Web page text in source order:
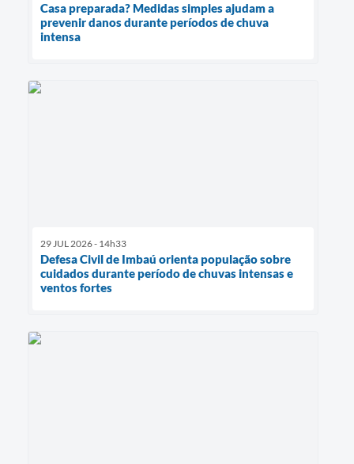
Casa preparada? Medidas simples ajudam a
prevenir danos durante períodos de chuva
intensa
29 JUL 2026 - 14h33
Defesa Civil de Imbaú orienta população sobre
cuidados durante período de chuvas intensas e
ventos fortes